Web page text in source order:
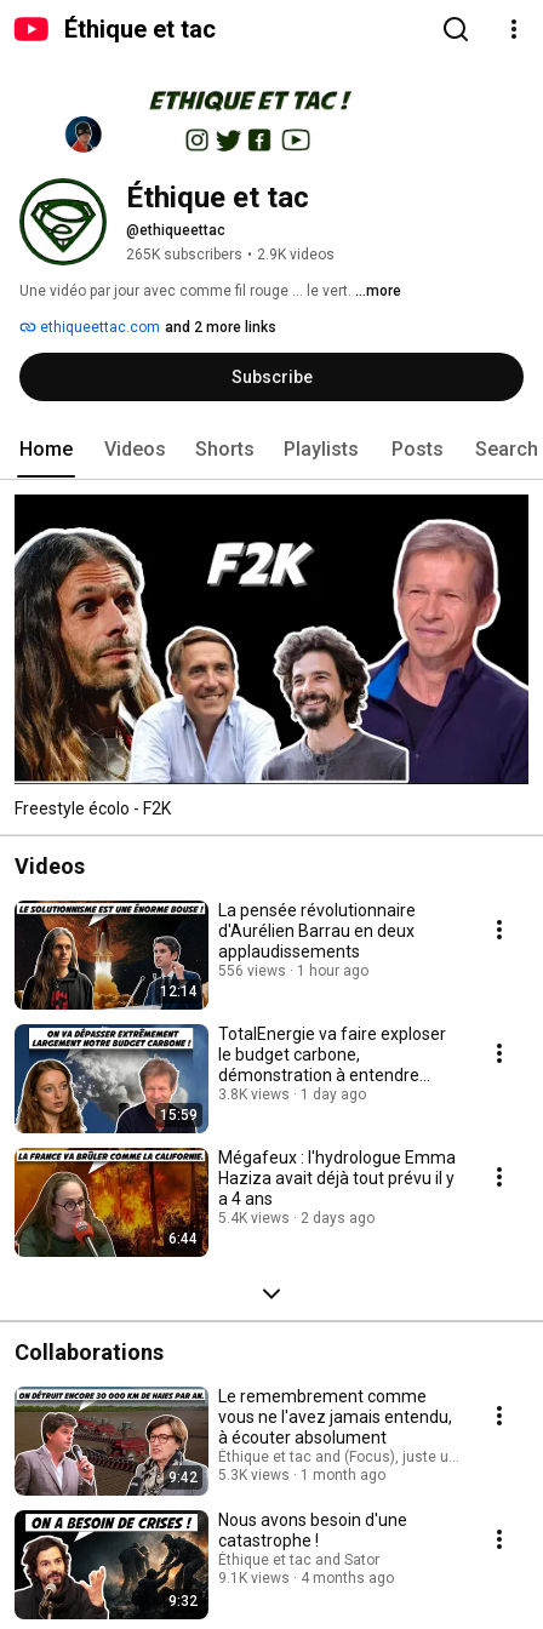
Éthique et tac
Éthique et tac
@ethiqueettac
265K subscribers • 2.9K videos
Une vidéo par jour avec comme fil rouge … le vert. ...more
ethiqueettac.com and 2 more links
Subscribe
Home Videos Shorts Playlists Posts Search
Freestyle écolo - F2K
Videos
12:14
La pensée révolutionnaire
d'Aurélien Barrau en deux
applaudissements
556 views 1 hour ago
15:59
TotalEnergie va faire exploser
le budget carbone,
démonstration à entendre
absolument
3.8K views 1 day ago
6:44
Mégafeux : l'hydrologue Emma
Haziza avait déjà tout prévu il y
a 4 ans
5.4K views 2 days ago
Collaborations
9:42
Le remembrement comme
vous ne l'avez jamais entendu,
à écouter absolument
Éthique et tac and (Focus), juste une mise au
5.3K views
1 month ago
9:32
Nous avons besoin d'une
catastrophe !
Éthique et tac and Sator
9.1K views
4 months ago